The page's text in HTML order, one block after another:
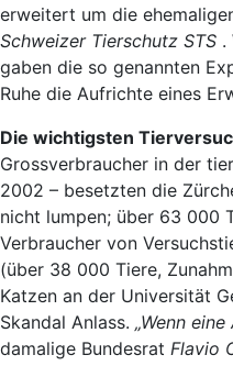
erweitert um die
Schweizer Tierschutz STS .
gaben die so genannten
Ruhe die Aufrichte eines
Die wichtigsten
Grossverbraucher in der
2002 – besetzten die
nicht lumpen; über 63 000
Verbraucher von
(über 38 000 Tiere,
Katzen an der Universität
Skandal Anlass. „Wenn
damalige Bundesrat Flavio